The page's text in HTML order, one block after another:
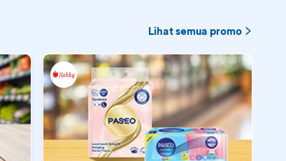
Lihat semua promo